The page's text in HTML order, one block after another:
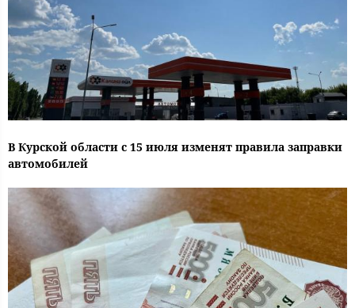
В Курской области с 15 июля изменят правила заправки
автомобилей